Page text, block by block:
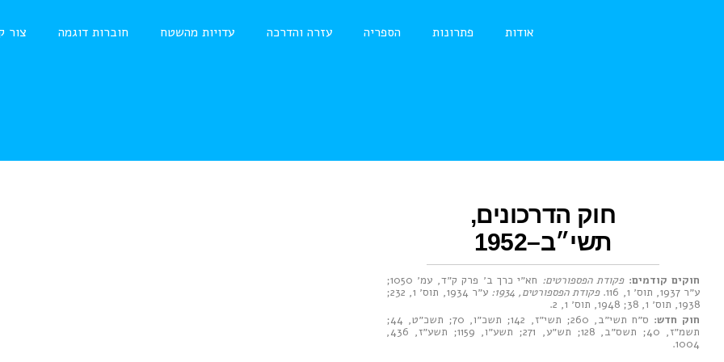
אודות פתרונות הספריה עזרה והדרכה עדויות מהשטח חוברות דוגמה צור
חוק הדרכונים,
תשי״ב–1952
חוקים קודמים: פקודת הפספורטים: חא״י כרך ב׳ פרק ק״ד, עמ׳ 1050
;
ע״ר 1937, תוס׳ 1, 116
.פקודת הפספורטים, 1934: ע״ר 1934, תוס׳ 1, 232
;
1938, תוס׳ 1, 38
; 1948, תוס׳ 1, 2
.
חוק חדש: ס״ח תשי״ב, 260 ; תשי״ז, 142 ; תשכ״ו, 70 ; תשכ״ט, 44
;
תשמ״ז, 40
; תשס״ב, 128 ; תש״ע, 271 ; תשע״ו, 1159 ; תשע״ז, 436
,
1004
.